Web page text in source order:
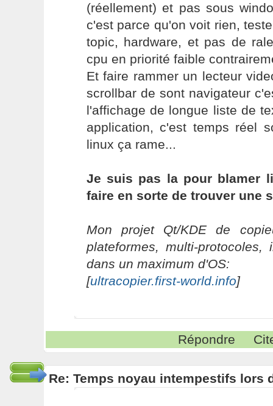
(réellement) et pas sous
c'est parce qu'on voit rien,
topic, hardware, et pas de
cpu en priorité faible
Et faire rammer un lecteur
scrollbar de sont navigateur
l'affichage de longue liste de
application, c'est temps réel
linux ça rame...
Je suis pas la pour blamer
faire en sorte de trouver une
Mon projet Qt/KDE de
plateformes, multi-protocoles,
dans un maximum d'OS:
[ultracopier.first-world.info]
Répondre
Re: Temps noyau intempestifs lors